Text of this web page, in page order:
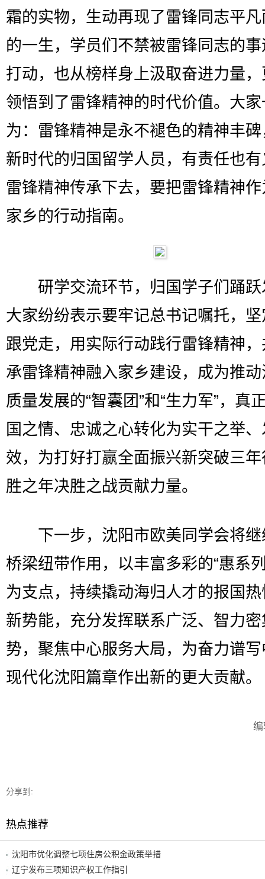
霜的实物，生动再现了雷锋同志平
的一生，学员们不禁被雷锋同志的
打动，也从榜样身上汲取奋进力量
领悟到了雷锋精神的时代价值。大
为：雷锋精神是永不褪色的精神丰
新时代的归国留学人员，有责任也
雷锋精神传承下去，要把雷锋精神
家乡的行动指南。
研学交流环节，归国学子们踊跃
大家纷纷表示要牢记总书记嘱托，
跟党走，用实际行动践行雷锋精神
承雷锋精神融入家乡建设，成为推
质量发展的“智囊团”和“生力军”，真
国之情、忠诚之心转化为实干之举
效，为打好打赢全面振兴新突破三
胜之年决胜之战贡献力量。
下一步，沈阳市欧美同学会将继
桥梁纽带作用，以丰富多彩的“惠系
为支点，持续撬动海归人才的报国
新势能，充分发挥联系广泛、智力
势，聚焦中心服务大局，为奋力谱
现代化沈阳篇章作出新的更大贡献。
分享到:
热点推荐
沈阳市优化调整七项住房公积金政策举措
辽宁发布三项知识产权工作指引